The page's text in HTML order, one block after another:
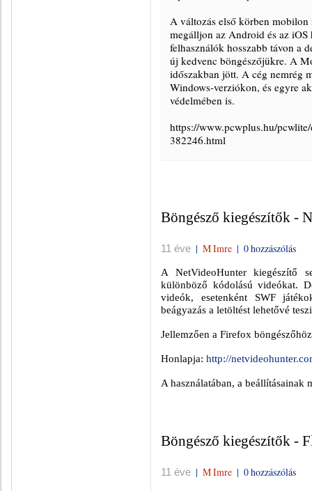
A változás első körben
megálljon az Android és az
felhasználók hosszabb távon a
új kedvenc böngészőjükre. A
időszakban jött. A cég nemrég
Windows-verziókon, és egyre
védelmében is.
https://www.pcwplus.hu/
382246.html
Böngésző kiegészítők -
11 éve | M Imre | 0 hozzászólás
A NetVideoHunter kiegészítő
különböző kódolású videókat.
videók, esetenként SWF
beágyazás a letöltést lehetővé
Jellemzően a Firefox
Honlapja: http://
A használatában, a beállításainak
Böngésző kiegészítők -
11 éve | M Imre | 0 hozzászólás